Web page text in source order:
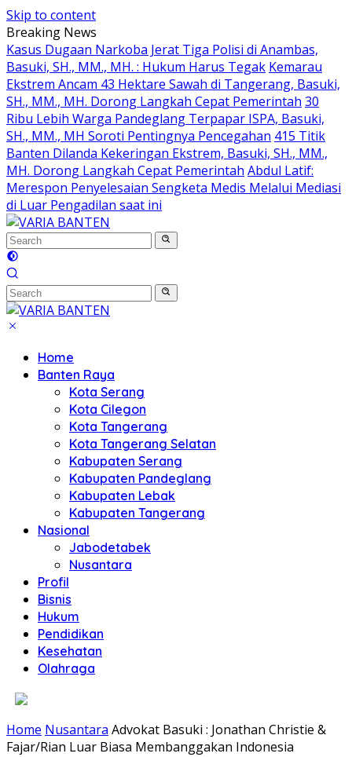
Skip to content
Breaking News
Kasus Dugaan Narkoba Jerat Tiga Polisi di Anambas,
Basuki, SH., MM., MH. : Hukum Harus Tegak Kemarau
Ekstrem Ancam 43 Hektare Sawah di Tangerang, Basuki,
SH., MM., MH. Dorong Langkah Cepat Pemerintah 30
Ribu Lebih Warga Pandeglang Terpapar ISPA, Basuki,
SH., MM., MH Soroti Pentingnya Pencegahan 415 Titik
Banten Dilanda Kekeringan Ekstrem, Basuki, SH., MM.,
MH. Dorong Langkah Cepat Pemerintah Abdul Latif:
Merespon Penyelesaian Sengketa Medis Melalui Mediasi
di Luar Pengadilan saat ini
Home
Banten Raya
Kota Serang
Kota Cilegon
Kota Tangerang
Kota Tangerang Selatan
Kabupaten Serang
Kabupaten Pandeglang
Kabupaten Lebak
Kabupaten Tangerang
Nasional
Jabodetabek
Nusantara
Profil
Bisnis
Hukum
Pendidikan
Kesehatan
Olahraga
Home Nusantara Advokat Basuki : Jonathan Christie &
Fajar/Rian Luar Biasa Membanggakan Indonesia